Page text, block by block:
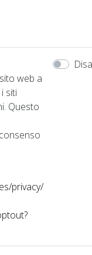
web a
siti
Questo
privacy/